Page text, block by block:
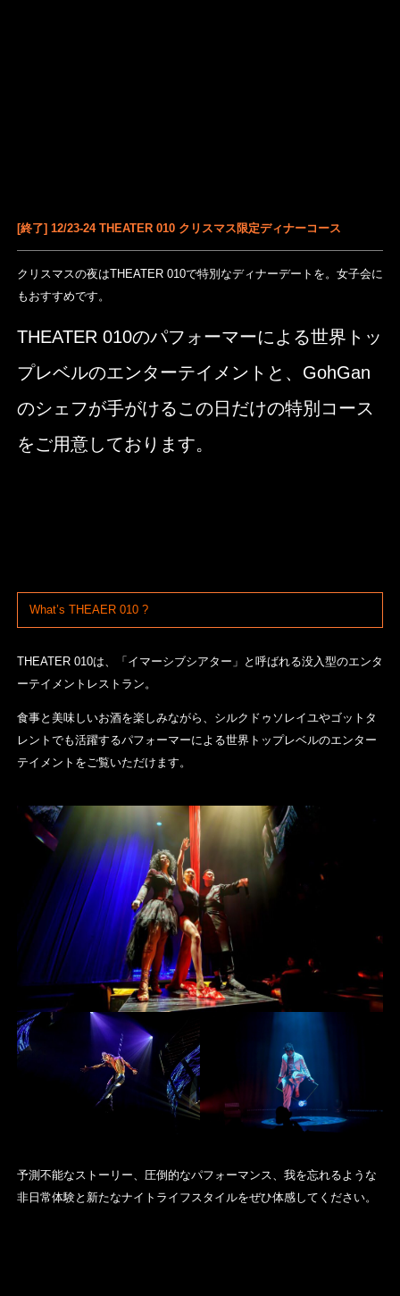
[終了] 12/23-24 THEATER 010 クリスマス限定ディナーコース
クリスマスの夜はTHEATER 010で特別なディナーデートを。女子会に
もおすすめです。
THEATER 010のパフォーマーによる世界トッ
プレベルのエンターテイメントと、GohGan
のシェフが手がけるこの日だけの特別コース
をご用意しております。
What’s THEAER 010?
THEATER 010は、「 イマーシブシアター 」と呼ばれる没入型のエンタ
ーテイメントレストラン。
食事と美味しいお酒を楽しみながら、シルクドゥソレイユやゴットタ
レントでも活躍するパフォーマーによる世界トップレベルのエンター
テイメントをご覧いただけます。
予測不能なストーリー、圧倒的なパフォーマンス、我を忘れるような
非日常体験と新たなナイトライフスタイルをぜひ体感してください。